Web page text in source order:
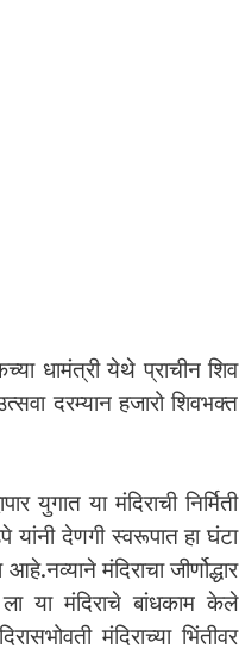
धामंत्री येथे प्राचीन शिव
दरम्यान हजारो शिवभक्त
युगात या मंदिराची निर्मिती
यांनी देणगी स्वरूपात हा घंटा
मंदिराचा जीर्णोद्धार
या मंदिराचे बांधकाम केले
मंदिराच्या भिंतीवर